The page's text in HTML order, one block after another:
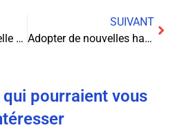
L’intelligence artificielle au service de l’optimisation des campagnes PPC : une révolution en marche
SUIVANT
Adopter de nouvelles habitudes pour une meilleure santé au travail
pourraient vous